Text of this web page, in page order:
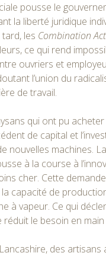
pousse le
la liberté juridique
les Combination
ce qui rend
ouvriers et
l’union du
de travail.
qui ont pu
de capital et
nouvelles machines.
à la course à
cher. Cette
la capacité de
à vapeur. Ce qui
le besoin en
des